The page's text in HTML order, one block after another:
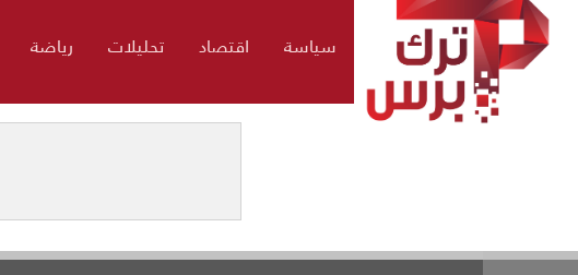
سياسة اقتصاد تحليلات رياضة